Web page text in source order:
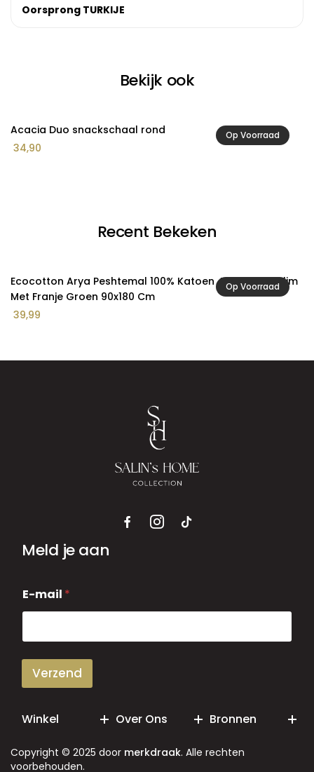
Oorsprong TURKIJE
Bekijk ook
Op Voorraad
Acacia Duo snackschaal rond
34,90
Recent Bekeken
Op Voorraad
Ecocotton Arya Peshtemal 100% Katoen Jacquard Kelim
Met Franje Groen 90x180 Cm
39,99
Meld je aan
-
m
i
E-mail *
Verzend
Winkel Over Ons Bronnen
Copyright © 2025 door merkdraak. Alle rechten
voorbehouden.